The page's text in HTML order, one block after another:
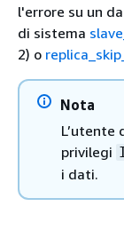
l'errore su un
di sistema
2) o
Nota
L’utente
privilegi
i dati.